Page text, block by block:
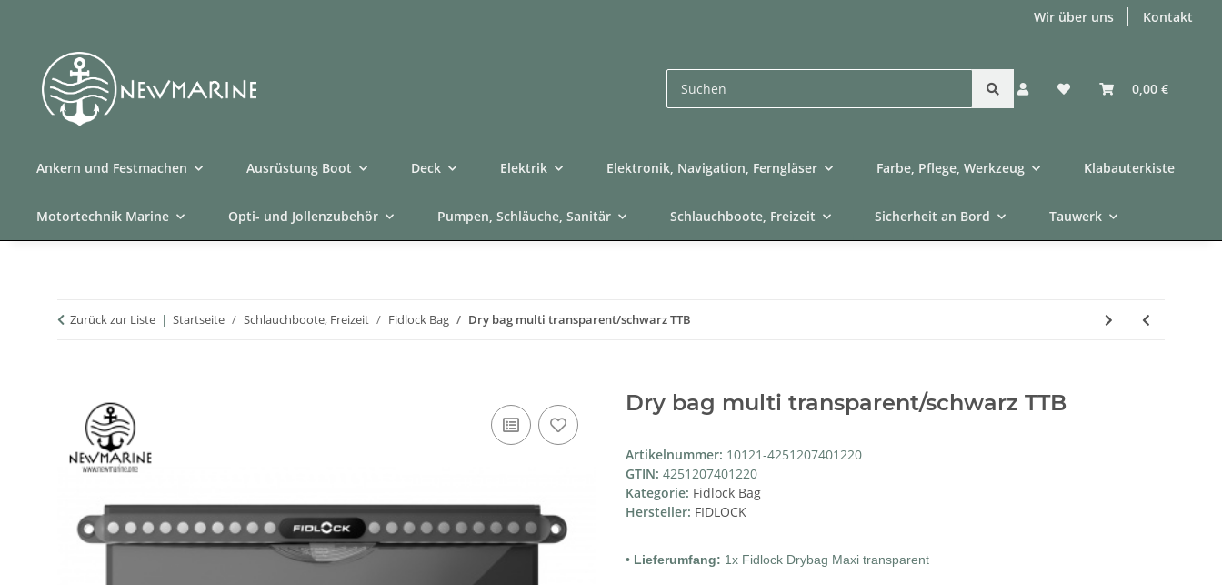
Wir über uns Kontakt
0,00 €
Ankern und Festmachen Ausrüstung Boot Deck Elektrik Elektronik, Navigation, Ferngläser Farbe, Pflege, Werkzeug Klabauterkiste
Motortechnik Marine Opti- und Jollenzubehör Pumpen, Schläuche, Sanitär Schlauchboote, Freizeit Sicherheit an Bord Tauwerk
Zurück zur Liste Startseite Schlauchboote, Freizeit Fidlock Bag Dry bag multi transparent/schwarz TTB
Dry bag multi transparent/schwarz TTB
Artikelnummer: 10121-4251207401220
GTIN: 4251207401220
Kategorie: Fidlock Bag
Hersteller: FIDLOCK
• Lieferumfang: 1x Fidlock Drybag Maxi transparent